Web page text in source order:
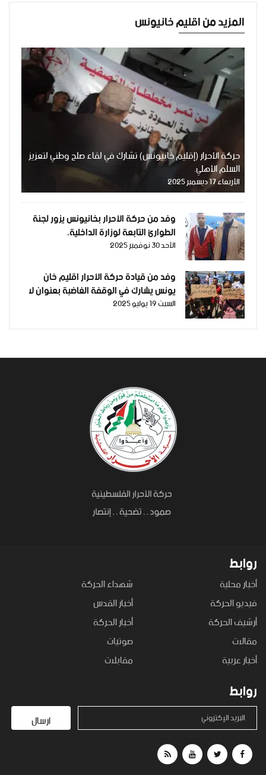
المزيد من اقليم خانيونس
حركة الأحرار (إقليم خانيونس) تشارك في لقاء صلح وطني لتعزيز
السلم الأهلي.
الأربعاء 17 ديسمبر 2025
وفد من حركة الأحرار بخانيونس يزور لجنة
الطوارئ التابعة لوزارة الداخلية.
الأحد 30 نوفمبر 2025
وفد من قيادة حركة الأحرار اقليم خان
يونس يشارك في الوقفة الغاضبة بعنوان لا
للمساعدات المغمسة بدم شبابنا وأبنائنا
السبت 19 يوليو 2025
روابط
أخبار محلية
شهداء الحركة
فيديو الحركة
أخبار القدس
أرشيف الحركة
أخبار الحركة
مقالات
صوتيات
أخبار عربية
مقابلات
روابط
البريد الإكتروني ارسال